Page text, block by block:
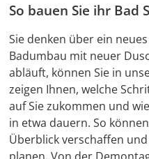
So bauen Sie ihr
Sie denken über ein
Badumbau mit neuer
abläuft, können Sie in
zeigen Ihnen, welche
auf Sie zukommen und
in etwa dauern. So
Überblick verschaffen